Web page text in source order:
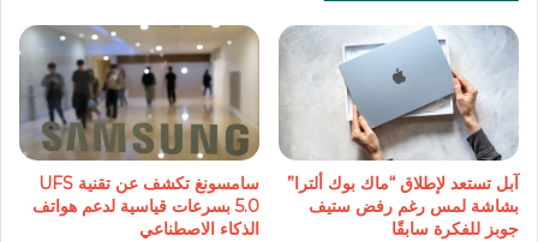
آبل تستعد لإطلاق “ماك بوك ألترا”
بشاشة لمس رغم رفض ستيف
جوبز للفكرة سابقًا
سامسونغ تكشف عن تقنية UFS
5.0 بسرعات قياسية لدعم هواتف
الذكاء الاصطناعي